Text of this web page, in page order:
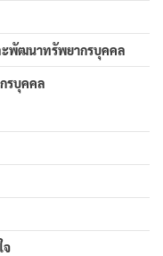
ะพัฒนาทรัพยากรบุคคล
รบุคคล
จ